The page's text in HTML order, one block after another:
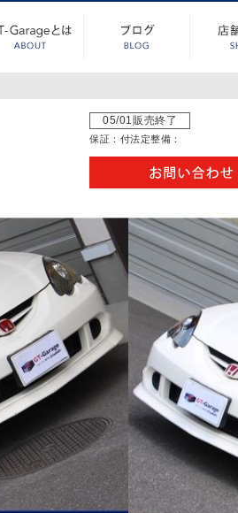
05/01販売終了
保証： 付法定整備：